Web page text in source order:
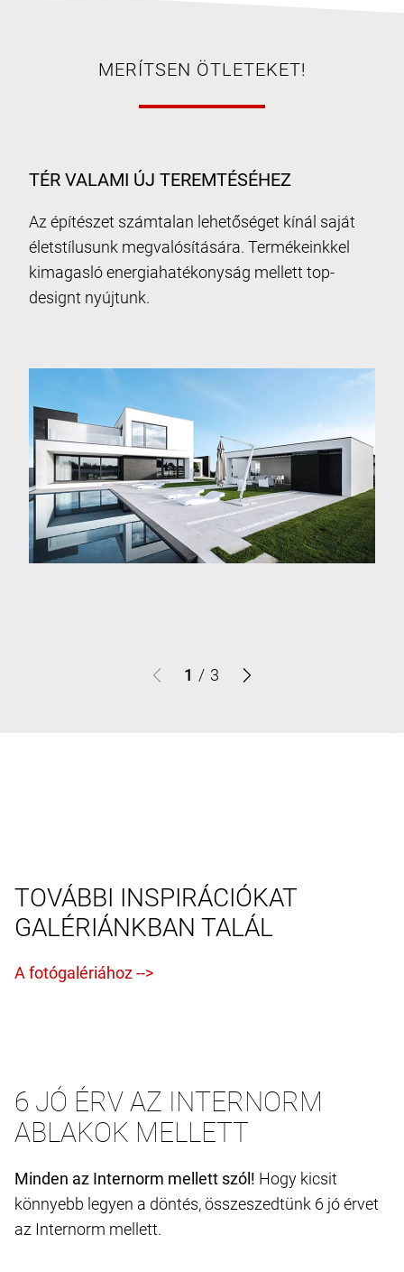
MERÍTSEN ÖTLETEKET!
TÉR VALAMI ÚJ TEREMTÉSÉHEZ
Az építészet számtalan lehetőséget kínál saját
életstílusunk megvalósítására. Termékeinkkel
kimagasló energiahatékonyság mellett top-
designt nyújtunk.
1 / 3
TOVÁBBI INSPIRÁCIÓKAT
GALÉRIÁNKBAN TALÁL
6 JÓ ÉRV AZ INTERNORM
ABLAKOK MELLETT
Minden az Internorm mellett szól! Hogy kicsit
könnyebb legyen a döntés, összeszedtünk 6 jó érvet
az Internorm mellett.